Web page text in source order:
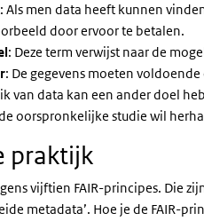
: Als men data heeft kunnen
door ervoor te betalen.
: Deze term verwijst naar de
: De gegevens moeten
van data kan een ander doel
oorspronkelijke studie wil
praktijk
vijftien FAIR-principes. Die
metadata’. Hoe je de FAIR-